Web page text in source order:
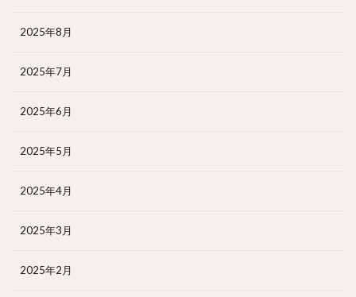
2025年8月
2025年7月
2025年6月
2025年5月
2025年4月
2025年3月
2025年2月